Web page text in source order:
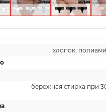
хлопок,
бережная стирка при